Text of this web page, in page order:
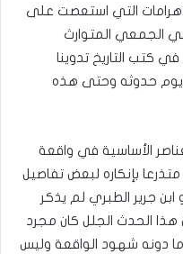
التي استعصت على
الجمعي المتوارث
كتب التاريخ تدوينا
يوم حدوثه وحتى هذه
الأساسية في واقعة
بإنكاره لبعض تفاصيل
ابن جرير الطبري لم يذكر
الحدث الجلل كان مجرد
دونه شهود الواقعة وليس